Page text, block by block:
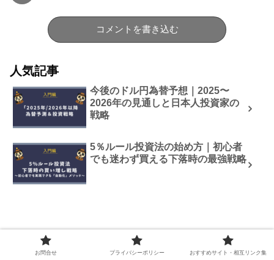
コメントを書き込む
人気記事
今後のドル円為替予想｜2025〜
2026年の見通しと日本人投資家の
戦略
5％ルール投資法の始め方｜初心者
でも迷わず買える下落時の最強戦略
お問合せ プライバシーポリシー おすすめサイト・相互リンク集